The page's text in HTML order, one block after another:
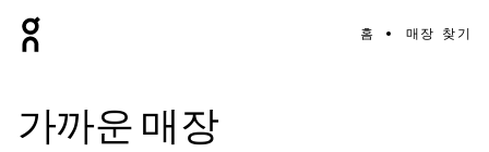
홈 매장 찾기
가까운 매장